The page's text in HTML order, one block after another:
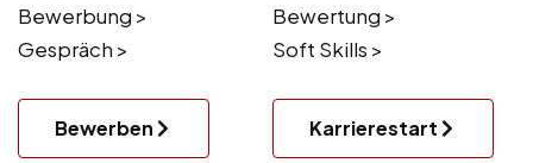
Bewerbung >
Gespräch >
Bewerben
Bewertung >
Soft Skills >
Karrierestart